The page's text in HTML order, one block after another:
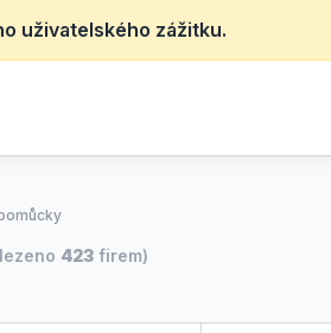
uživatelského zážitku.
423 firem)